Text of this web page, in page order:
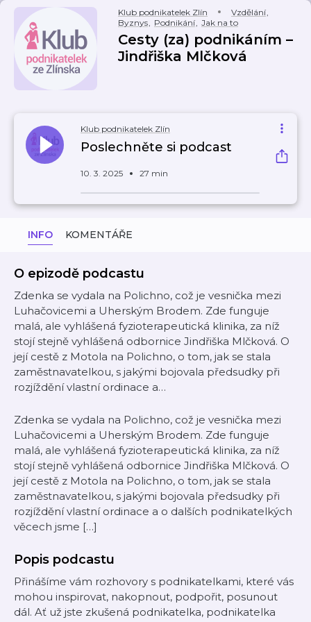
Klub podnikatelek Zlín Vzdělání,
Byznys, Podnikání, Jak na to
Cesty (za) podnikáním –
Jindřiška Mlčková
Klub podnikatelek Zlín
Poslechněte si podcast
10. 3. 2025 27 min
INFO KOMENTÁŘE
O epizodě podcastu
Zdenka se vydala na Polichno, což je vesnička mezi
Luhačovicemi a Uherským Brodem. Zde funguje
malá, ale vyhlášená fyzioterapeutická klinika, za níž
stojí stejně vyhlášená odbornice Jindřiška Mlčková. O
její cestě z Motola na Polichno, o tom, jak se stala
zaměstnavatelkou, s jakými bojovala předsudky při
rozjíždění vlastní ordinace a…
Zdenka se vydala na Polichno, což je vesnička mezi
Luhačovicemi a Uherským Brodem. Zde funguje
malá, ale vyhlášená fyzioterapeutická klinika, za níž
stojí stejně vyhlášená odbornice Jindřiška Mlčková. O
její cestě z Motola na Polichno, o tom, jak se stala
zaměstnavatelkou, s jakými bojovala předsudky při
rozjíždění vlastní ordinace a o dalších podnikatelkých
věcech jsme […]
Popis podcastu
Přinášíme vám rozhovory s podnikatelkami, které vás
mohou inspirovat, nakopnout, podpořit, posunout
dál. Ať už jste zkušená podnikatelka, podnikatelka